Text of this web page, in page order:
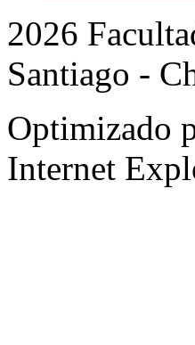
2026
Santiago -
Optimizado
Internet